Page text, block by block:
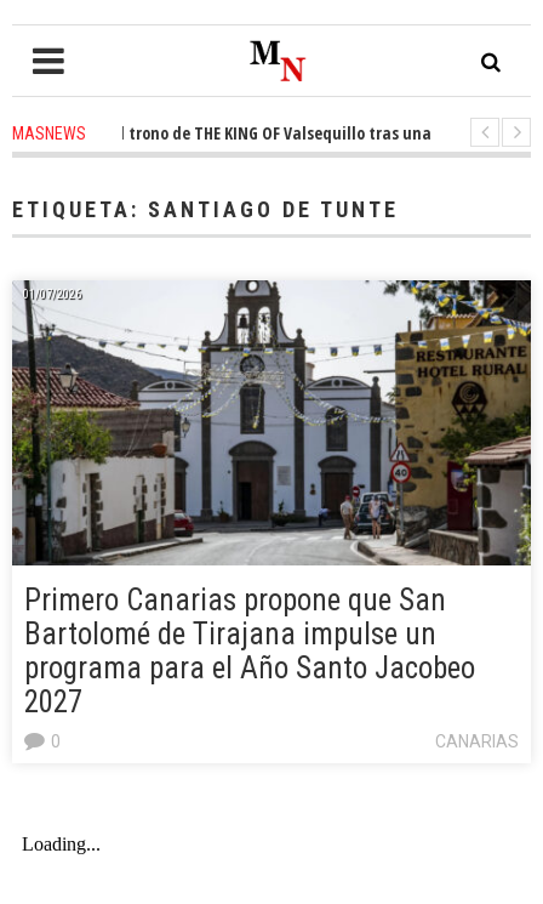
MASNEWSel trono de THE KING OF Valsequillo tras una jornada de
ETIQUETA: SANTIAGO DE TUNTE
01/07/2026
Primero Canarias propone que San
Bartolomé de Tirajana impulse un
programa para el Año Santo Jacobeo
2027
CANARIAS
0